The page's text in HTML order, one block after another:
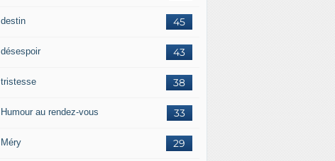
45
destin
43
désespoir
38
tristesse
33
Humour au rendez-vous
29
Méry